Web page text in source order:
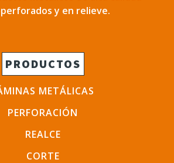
y en relieve.
PRODUCTOS
METÁLICAS
PERFORACIÓN
REALCE
CORTE